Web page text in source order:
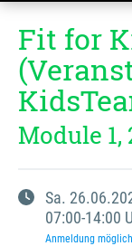
Fit for
Module 1,
Sa.
07:00-14:00
Anmeldung